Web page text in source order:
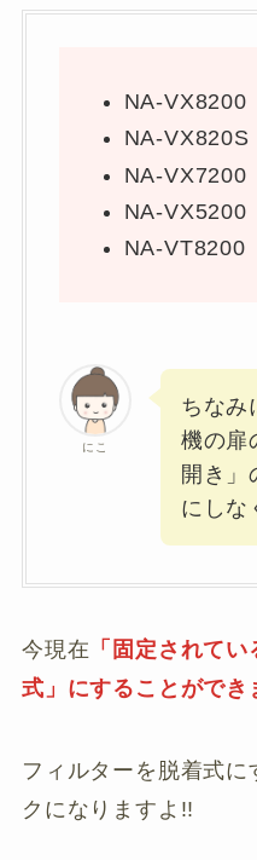
NA-VX8200
NA-VX820S
NA-VX7200
NA-VX5200
NA-VT8200
にこ
ちなみ
機の扉
開き」
にしな
今現在 「固定されて
式」にすることができ
フィルターを脱着式に
クになりますよ!!